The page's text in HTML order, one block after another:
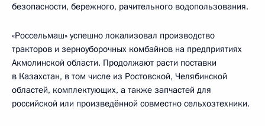
безопасности, бережного, рачительного водопользования.
«Россельмаш» успешно локализовал производство
тракторов и зерноуборочных комбайнов на предприятиях
Акмолинской области. Продолжают расти поставки
в Казахстан, в том числе из Ростовской, Челябинской
областей, комплектующих, а также запчастей для
российской или произведённой совместно сельхозтехники.